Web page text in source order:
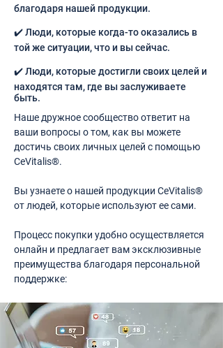
благодаря нашей продукции.
✔️ Люди, которые когда-то оказались в
той же ситуации, что и вы сейчас.
✔️ Люди, которые достигли своих целей и
находятся там, где вы заслуживаете
быть.
Наше дружное сообщество ответит на
ваши вопросы о том, как вы можете
достичь своих личных целей с помощью
CeVitalis®.
Вы узнаете о нашей продукции CeVitalis®
от людей, которые используют ее сами.
Процесс покупки удобно осуществляется
онлайн и предлагает вам эксклюзивные
преимущества благодаря персональной
поддержке: